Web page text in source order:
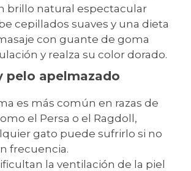
brillo natural espectacular
cepillados suaves y una dieta
con guante de goma
y realza su color dorado.
pelo apelmazado
es más común en razas de
el Persa o el Ragdoll,
gato puede sufrirlo si no
frecuencia.
la ventilación de la piel